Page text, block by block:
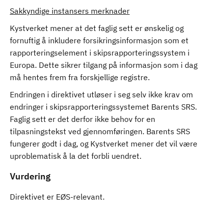
Sakkyndige instansers merknader
Kystverket mener at det faglig sett er ønskelig og
fornuftig å inkludere forsikringsinformasjon som et
rapporteringselement i skipsrapporteringssystem i
Europa. Dette sikrer tilgang på informasjon som i dag
må hentes frem fra forskjellige registre.
Endringen i direktivet utløser i seg selv ikke krav om
endringer i skipsrapporteringssystemet Barents SRS.
Faglig sett er det derfor ikke behov for en
tilpasningstekst ved gjennomføringen. Barents SRS
fungerer godt i dag, og Kystverket mener det vil være
uproblematisk å la det forbli uendret.
Vurdering
Direktivet er EØS-relevant.